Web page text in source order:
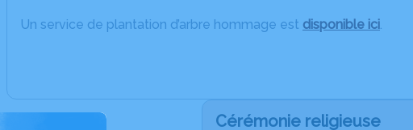
Un service de plantation d’arbre hommage est disponible ici.
Cérémonie religieuse